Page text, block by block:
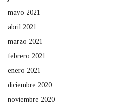
mayo 2021
abril 2021
marzo 2021
febrero 2021
enero 2021
diciembre 2020
noviembre 2020